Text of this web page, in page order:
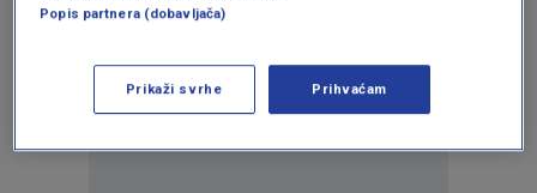
Popis partnera (dobavljača)
Prikaži svrhe Prihvaćam